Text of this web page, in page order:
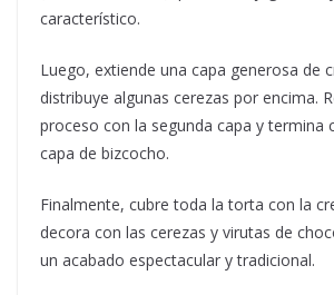
característico.
Luego, extiende una capa generosa de
distribuye algunas cerezas por encima.
proceso con la segunda capa y termina
capa de bizcocho.
Finalmente, cubre toda la torta con la
decora con las cerezas y virutas de
un acabado espectacular y tradicional.